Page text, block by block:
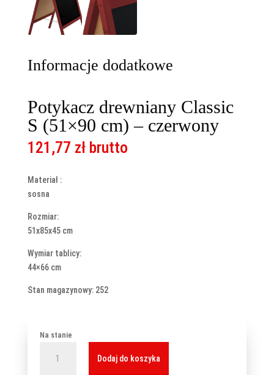
Informacje dodatkowe
Potykacz drewniany Classic
S (51×90 cm) – czerwony
121,77 zł brutto
Materiał :
sosna
Rozmiar:
51x85x45 cm
Wymiar tablicy:
44×66 cm
Stan magazynowy: 252
Na stanie
Potykacz
Dodaj do koszyka